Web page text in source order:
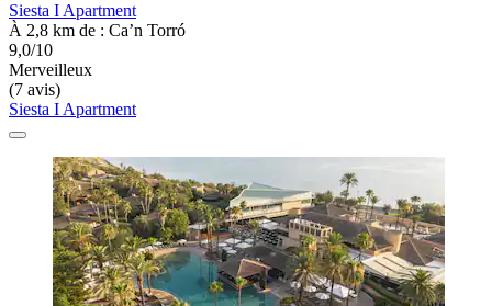
Siesta I Apartment
À 2,8 km de : Ca’n Torró
9,0/10
Merveilleux
(7 avis)
Siesta I Apartment